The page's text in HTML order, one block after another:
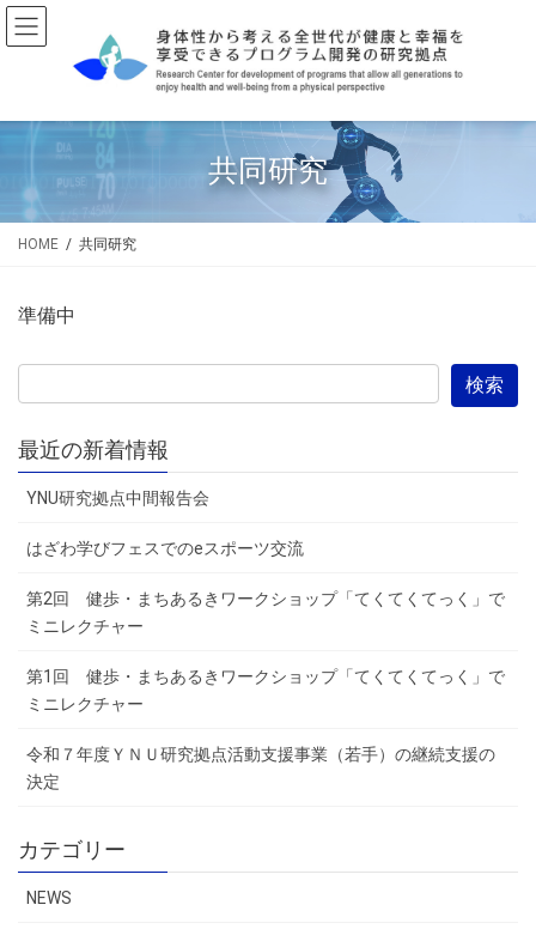
コ
ン
ツ
ナ
ビ
シ
共同研究
HOME 共同研究
準備中
最近の新着情報
YNU研究拠点中間報告会
はざわ学びフェスでのeスポーツ交流
第2回 健歩・まちあるきワークショップ「てくてくてっく」で
ミニレクチャー
第1回 健歩・まちあるきワークショップ「てくてくてっく」で
ミニレクチャー
令和７年度ＹＮＵ研究拠点活動支援事業（若手）の継続支援の
決定
カテゴリー
NEWS